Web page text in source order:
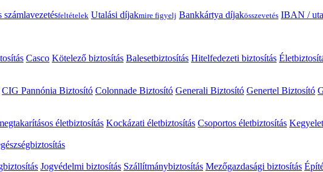
számlavezetésfeltételek Utalási díjakmire figyelj Bankkártya díjakösszevetés IBAN /
Casco Kötelező biztosítás Balesetbiztosítás Hitelfedezeti biztosítás
CIG Pannónia Biztosító Colonnade Biztosító Generali Biztosító Genertel Biztosító
életbiztosítás Kockázati életbiztosítás Csoportos életbiztosítás
Jogvédelmi biztosítás Szállítmánybiztosítás Mezőgazdasági biztosítás